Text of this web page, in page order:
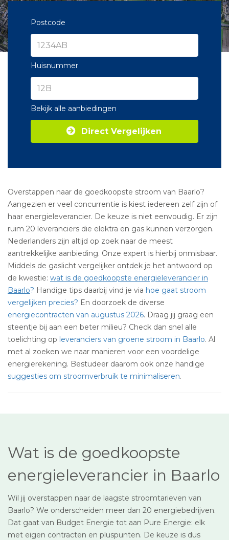
Postcode
Huisnummer
Bekijk alle aanbiedingen
Direct Vergelijken
Overstappen naar de goedkoopste stroom van Baarlo?
Aangezien er veel concurrentie is kiest iedereen zelf zijn of
haar energieleverancier. De keuze is niet eenvoudig. Er zijn
ruim 20 leveranciers die elektra en gas kunnen verzorgen.
Nederlanders zijn altijd op zoek naar de meest
aantrekkelijke aanbieding. Onze expert is hierbij onmisbaar.
Middels de gaslicht vergelijker ontdek je het antwoord op
de kwestie: wat is de goedkoopste energieleverancier in
Baarlo? Handige tips daarbij vind je via hoe gaat stroom
vergelijken precies? En doorzoek de diverse
energiecontracten van augustus 2026. Draag jij graag een
steentje bij aan een beter milieu? Check dan snel alle
toelichting op leveranciers van groene stroom in Baarlo. Al
met al zoeken we naar manieren voor een voordelige
energierekening. Bestudeer daarom ook onze handige
suggesties om stroomverbruik te minimaliseren.
Wat is de goedkoopste
energieleverancier in Baarlo
Wil jij overstappen naar de laagste stroomtarieven van
Baarlo? We onderscheiden meer dan 20 energiebedrijven.
Dat gaat van Budget Energie tot aan Pure Energie: elk
met eigen contracten en pluspunten. De keuze is dus